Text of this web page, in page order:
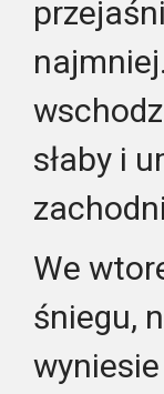
słaby i
We
śniegu,